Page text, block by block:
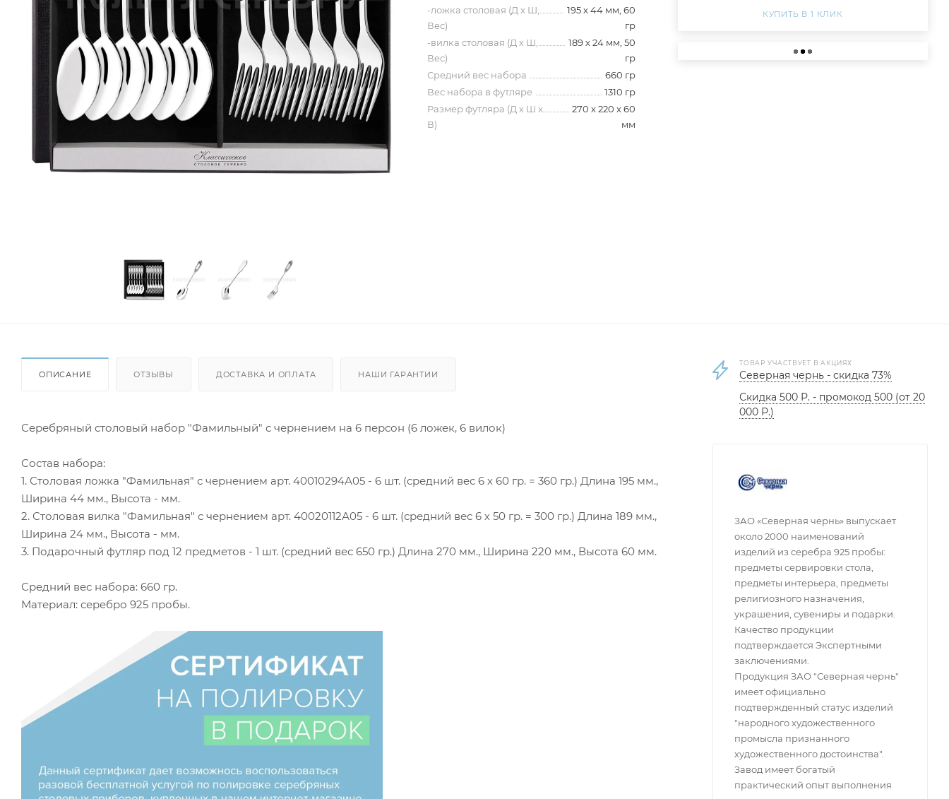
-ложка столовая (Д х Ш,
Вес)
195 х 44 мм, 60
гр
-вилка столовая (Д х Ш,
Вес)
189 х 24 мм, 50
гр
Средний вес набора
660 гр
Вес набора в футляре
1310 гр
Размер футляра (Д х Ш х
В)
270 х 220 х 60
мм
КУПИТЬ В 1 КЛИК
ОПИСАНИЕ ОТЗЫВЫ ДОСТАВКА И ОПЛАТА НАШИ ГАРАНТИИ
Серебряный столовый набор "Фамильный" с чернением на 6 персон (6 ложек, 6 вилок)
Состав набора:
1. Столовая ложка "Фамильная" с чернением арт. 40010294А05 - 6 шт. (средний вес 6 х 60 гр. = 360 гр.) Длина 195 мм.,
Ширина 44 мм., Высота - мм.
2. Столовая вилка "Фамильная" с чернением арт. 40020112А05 - 6 шт. (средний вес 6 х 50 гр. = 300 гр.) Длина 189 мм.,
Ширина 24 мм., Высота - мм.
3. Подарочный футляр под 12 предметов - 1 шт. (средний вес 650 гр.) Длина 270 мм., Ширина 220 мм., Высота 60 мм.
Средний вес набора: 660 гр.
Материал: серебро 925 пробы.
ТОВАР УЧАСТВУЕТ В АКЦИЯХ
Северная чернь - скидка 73%
Скидка 500 Р. - промокод 500 (от 20
000 Р.)
ЗАО «Северная чернь» выпускает
около 2000 наименований
изделий из серебра 925 пробы:
предметы сервировки стола,
предметы интерьера, предметы
религиозного назначения,
украшения, сувениры и подарки.
Качество продукции
подтверждается Экспертными
заключениями.
Продукция ЗАО "Северная чернь"
имеет официально
подтвержденный статус изделий
"народного художественного
промысла признанного
художественного достоинства".
Завод имеет богатый
практический опыт выполнения